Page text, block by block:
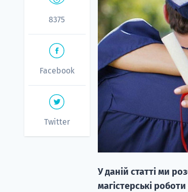
8375
Facebook
Twitter
У даній статті ми
магістерські